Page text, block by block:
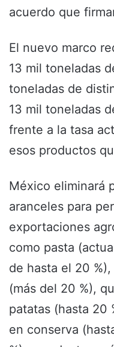
acuerdo que
El nuevo marco
13 mil toneladas
toneladas de
13 mil toneladas
frente a la tasa
esos productos
México eliminará
aranceles para
exportaciones
como pasta
de hasta el 20
(más del 20 %),
patatas (hasta 20
en conserva